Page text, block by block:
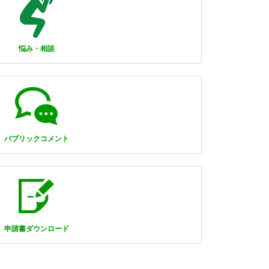
悩み・相談
パブリックコメント
申請書ダウンロード